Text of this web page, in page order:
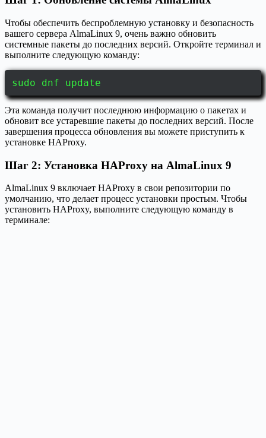
Чтобы обеспечить беспроблемную установку и безопасность
вашего сервера AlmaLinux 9, очень важно обновить
системные пакеты до последних версий. Откройте терминал и
выполните следующую команду:
sudo dnf update
Эта команда получит последнюю информацию о пакетах и
обновит все устаревшие пакеты до последних версий. После
завершения процесса обновления вы можете приступить к
установке HAProxy.
Шаг 2: Установка HAProxy на AlmaLinux 9
AlmaLinux 9 включает HAProxy в свои репозитории по
умолчанию, что делает процесс установки простым. Чтобы
установить HAProxy, выполните следующую команду в
терминале: